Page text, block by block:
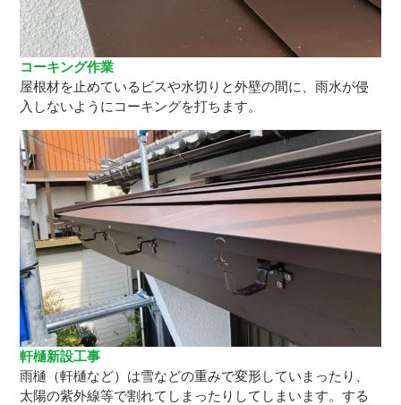
コーキング作業
屋根材を止めているビスや水切りと外壁の間に、雨水が侵
入しないようにコーキングを打ちます。
軒樋新設工事
雨樋（軒樋など）は雪などの重みで変形していまったり、
太陽の紫外線等で割れてしまったりしてしまいます。する